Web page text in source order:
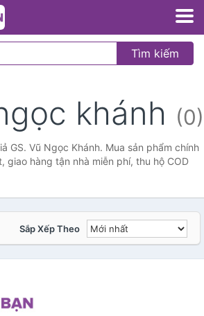
Tìm kiếm
khánh (0)
GS. Vũ Ngọc Khánh. Mua sản phẩm chính
giao hàng tận nhà miễn phí, thu hộ COD
Sắp Xếp Theo